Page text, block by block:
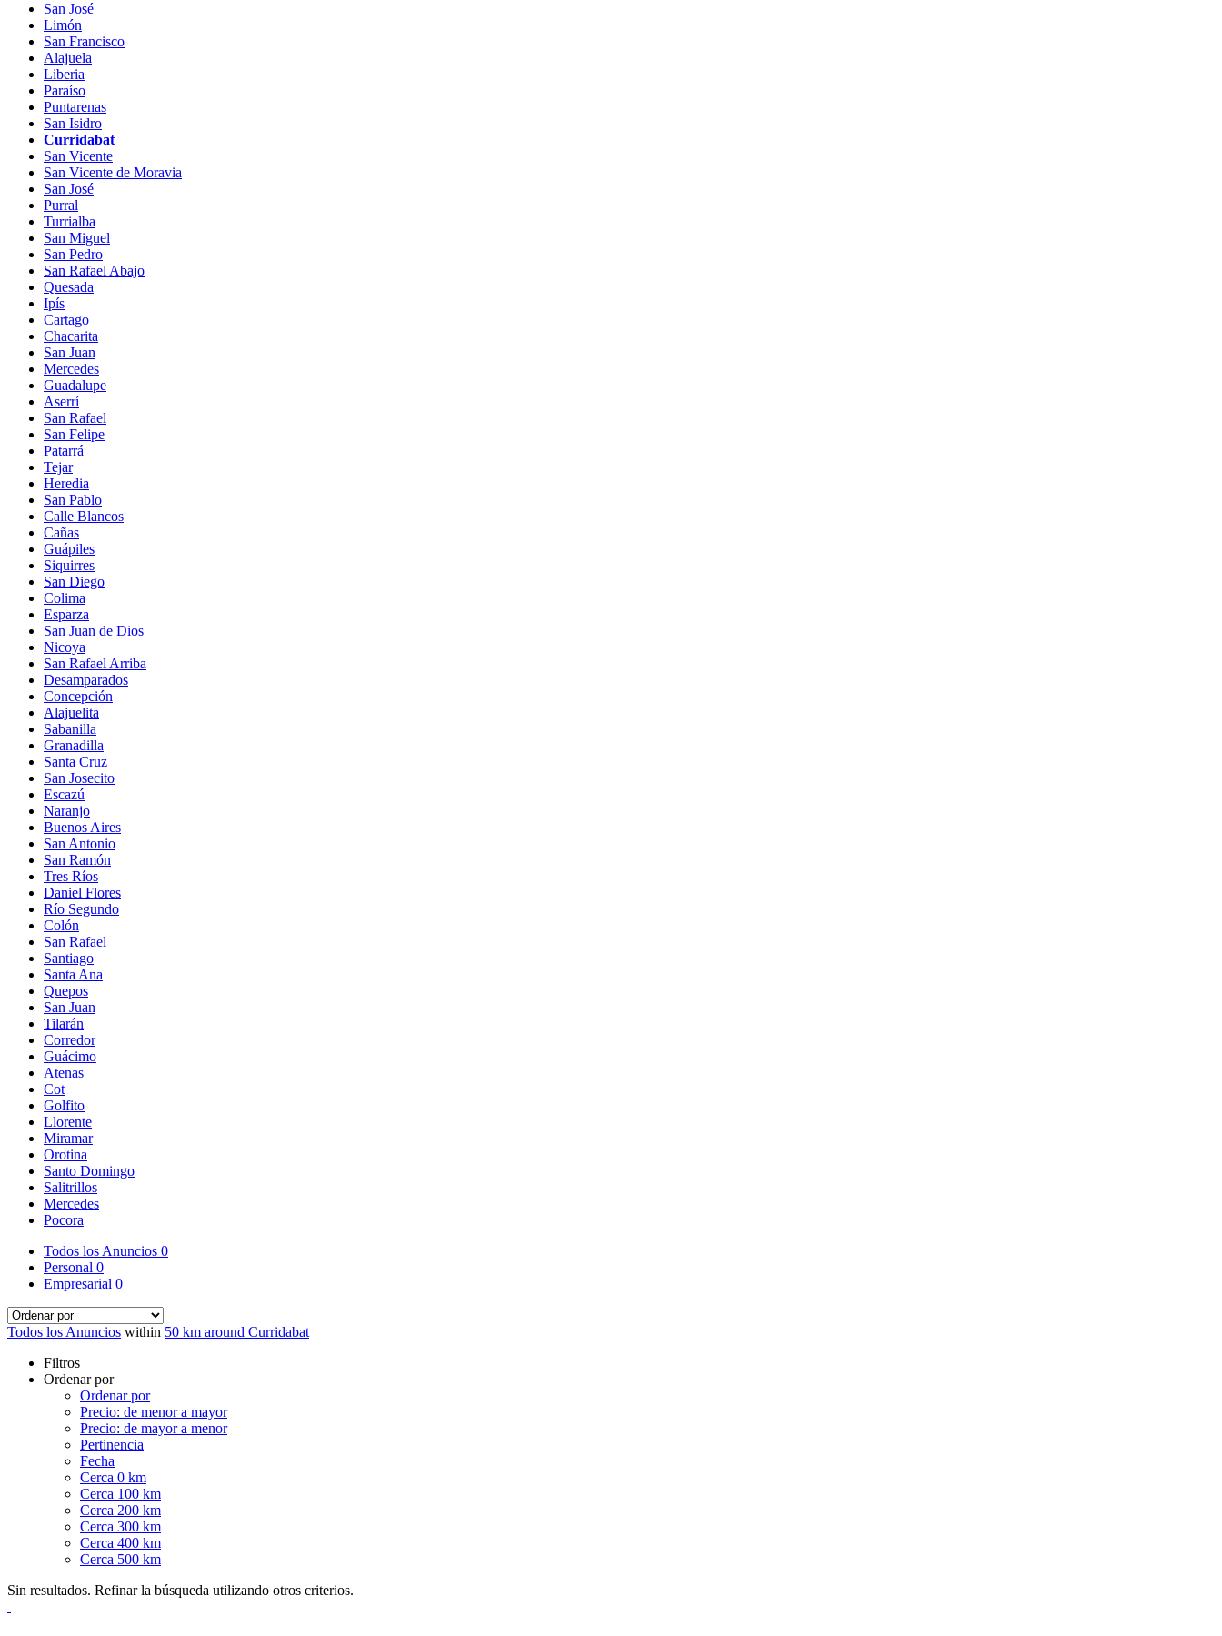
San José
Limón
San Francisco
Alajuela
Liberia
Paraíso
Puntarenas
San Isidro
Curridabat
San Vicente
San Vicente de Moravia
San José
Purral
Turrialba
San Miguel
San Pedro
San Rafael Abajo
Quesada
Ipís
Cartago
Chacarita
San Juan
Mercedes
Guadalupe
Aserrí
San Rafael
San Felipe
Patarrá
Tejar
Heredia
San Pablo
Calle Blancos
Cañas
Guápiles
Siquirres
San Diego
Colima
Esparza
San Juan de Dios
Nicoya
San Rafael Arriba
Desamparados
Concepción
Alajuelita
Sabanilla
Granadilla
Santa Cruz
San Josecito
Escazú
Naranjo
Buenos Aires
San Antonio
San Ramón
Tres Ríos
Daniel Flores
Río Segundo
Colón
San Rafael
Santiago
Santa Ana
Quepos
San Juan
Tilarán
Corredor
Guácimo
Atenas
Cot
Golfito
Llorente
Miramar
Orotina
Santo Domingo
Salitrillos
Mercedes
Pocora
Todos los Anuncios 0
Personal 0
Empresarial 0
Todos los Anuncios within 50 km around Curridabat
Filtros
Ordenar por
Ordenar por
Precio: de menor a mayor
Precio: de mayor a menor
Pertinencia
Fecha
Cerca 0 km
Cerca 100 km
Cerca 200 km
Cerca 300 km
Cerca 400 km
Cerca 500 km
Sin resultados. Refinar la búsqueda utilizando otros criterios.